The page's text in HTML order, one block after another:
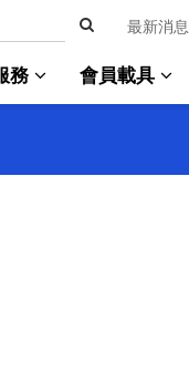
最新消息
務 會員載具